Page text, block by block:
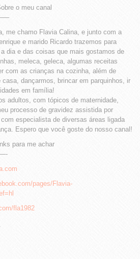
o meu canal
me chamo Flavia Calina, e junto com a
e marido Ricardo trazemos para
dia e das coisas que mais gostamos de
meleca, geleca, algumas receitas
com as crianças na cozinha, além de
casa, dançarmos, brincar em parquinhos, ir
em família!
adultos, com tópicos de maternidade,
processo de gravidez assistida por
especialista de diversas áreas ligada
Espero que você goste do nosso canal!
me achar
pages/Flavia-
fla1982